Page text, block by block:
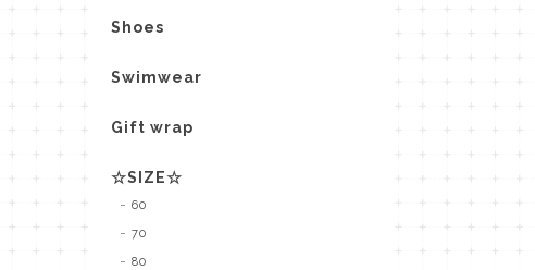
Shoes
Swimwear
Gift wrap
☆SIZE☆
60
70
80